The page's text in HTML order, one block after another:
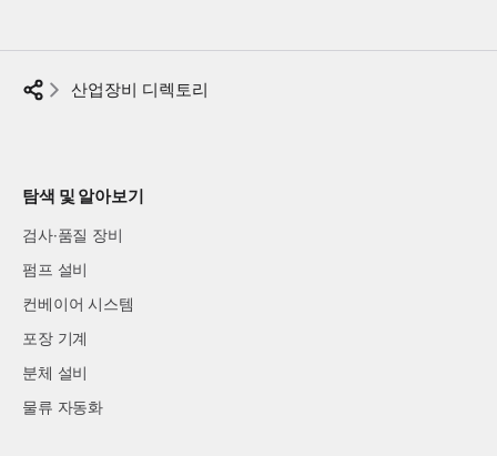
산업장비 디렉토리
탐색 및 알아보기
검사·품질 장비
펌프 설비
컨베이어 시스템
포장 기계
분체 설비
물류 자동화